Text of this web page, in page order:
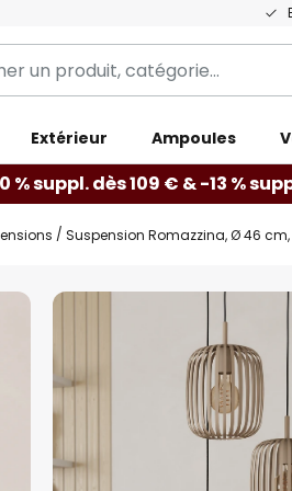
Extérieur Ampoules
% suppl. dès 109 € & -13 %
Suspension Romazzina, Ø 46